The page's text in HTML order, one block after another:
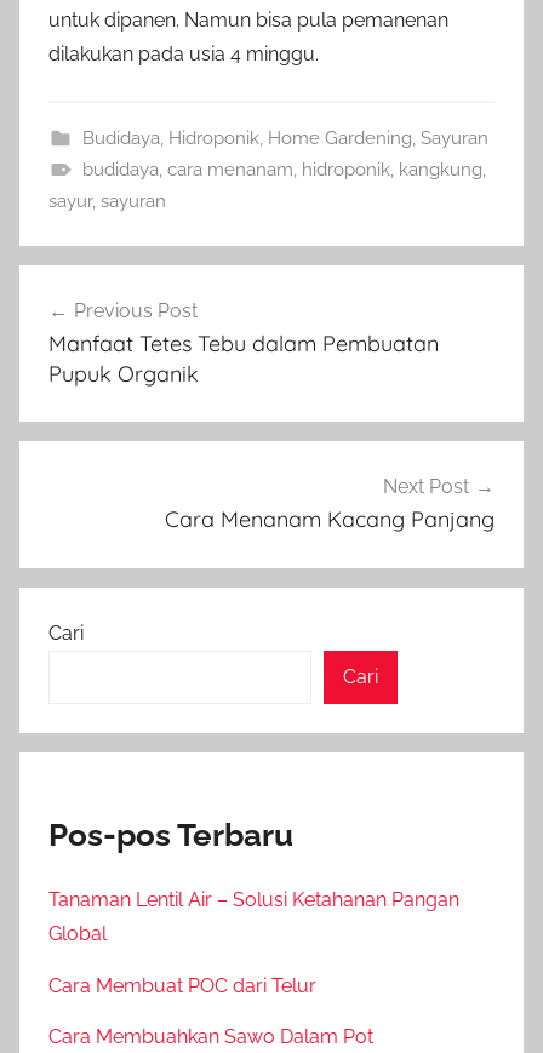
untuk dipanen. Namun bisa pula pemanenan
dilakukan pada usia 4 minggu.
Budidaya Hidroponik, Home Gardening Sayuran
budidaya cara menanam hidroponik, kangkung
sayur, sayuran
pos
Previous Post
Manfaat Tetes Tebu dalam Pembuatan
Pupuk Organik
Next Post
Cara Menanam Kacang Panjang
Cari
Cari
Pos-pos Terbaru
Tanaman Lentil Air – Solusi Ketahanan Pangan
Global
Cara Membuat POC dari Telur
Cara Membuahkan Sawo Dalam Pot